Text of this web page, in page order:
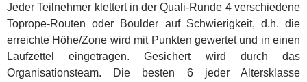
Jeder Teilnehmer klettert in der Quali-Runde 4 verschiedene
Toprope-Routen oder Boulder auf Schwierigkeit, d.h. die
erreichte Höhe/Zone wird mit Punkten gewertet und in einen
Laufzettel eingetragen. Gesichert wird durch das
Organisationsteam. Die besten 6 jeder Altersklasse